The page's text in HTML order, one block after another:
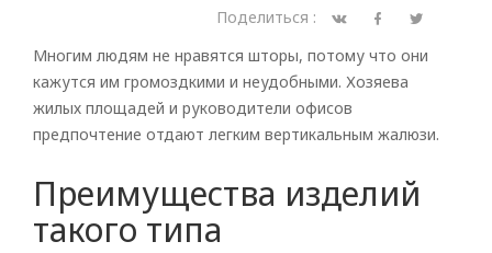
Поделиться :
Многим людям не нравятся шторы, потому что они
кажутся им громоздкими и неудобными. Хозяева
жилых площадей и руководители офисов
предпочтение отдают легким вертикальным жалюзи.
Преимущества изделий
такого типа